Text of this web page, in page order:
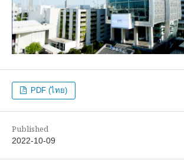
PDF (ไทย)
Published
2022-10-09